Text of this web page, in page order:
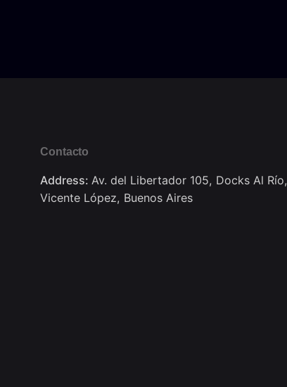
Contacto
Address:Av. del Libertador 105, Docks Al Río,
Vicente López, Buenos Aires